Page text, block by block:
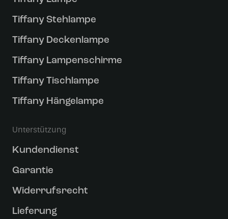
Tiffany Stehlampe
Tiffany Deckenlampe
Tiffany Lampenschirme
Tiffany Tischlampe
Tiffany Hängelampe
Unterstützung
Kundendienst
Garantie
Widerrufsrecht
Lieferung